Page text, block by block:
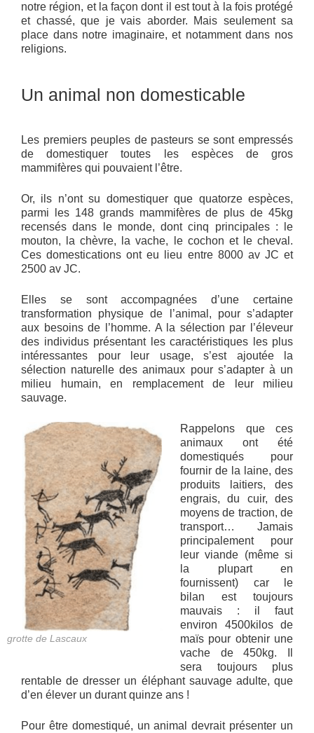
notre région, et la façon dont il est tout à la fois protégé
et chassé, que je vais aborder. Mais seulement sa
place dans notre imaginaire, et notamment dans nos
religions.
Un animal non domesticable
Les premiers peuples de pasteurs se sont empressés
de domestiquer toutes les espèces de gros
mammifères qui pouvaient l’être.
Or, ils n’ont su domestiquer que quatorze espèces,
parmi les 148 grands mammifères de plus de 45kg
recensés dans le monde, dont cinq principales : le
mouton, la chèvre, la vache, le cochon et le cheval.
Ces domestications ont eu lieu entre 8000 av JC et
2500 av JC.
Elles se sont accompagnées d’une certaine
transformation physique de l’animal, pour s’adapter
aux besoins de l’homme. A la sélection par l’éleveur
des individus présentant les caractéristiques les plus
intéressantes pour leur usage, s’est ajoutée la
sélection naturelle des animaux pour s’adapter à un
milieu humain, en remplacement de leur milieu
sauvage.
grotte de Lascaux
Rappelons que ces
animaux ont été
domestiqués pour
fournir de la laine, des
produits laitiers, des
engrais, du cuir, des
moyens de traction, de
transport… Jamais
principalement pour
leur viande (même si
la plupart en
fournissent) car le
bilan est toujours
mauvais : il faut
environ 4500kilos de
maïs pour obtenir une
vache de 450kg. Il
sera toujours plus
rentable de dresser un éléphant sauvage adulte, que
d’en élever un durant quinze ans !
Pour être domestiqué, un animal devrait présenter un